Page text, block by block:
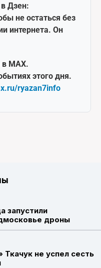
Дзен:
не остаться без
интернета. Он
в MAX.
этого дня.
ryazan7info
запустили
дроны
не успел сесть